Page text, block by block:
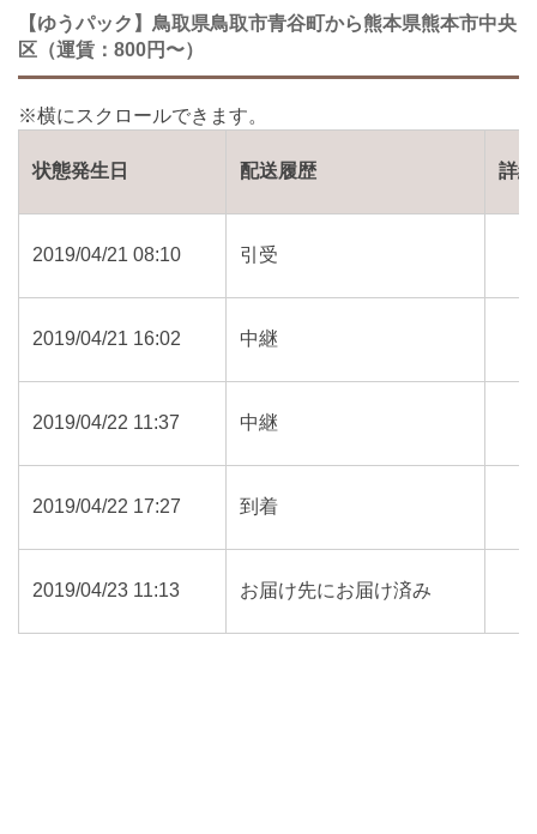
【ゆうパック】鳥取県鳥取市青谷町から熊本県熊本市中央
区（運賃：800円〜）
状態発生日 配送履歴 詳細
2019/04/21 08:10 引受
2019/04/21 16:02 中継
2019/04/22 11:37 中継
2019/04/22 17:27 到着
2019/04/23 11:13 お届け先にお届け済み